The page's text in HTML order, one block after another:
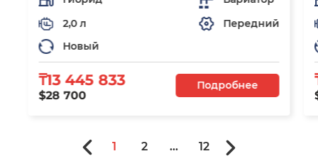
2,0 л
Передний
Новый
₸13 445 833
$28 700
Подробнее
1 2 ... 12